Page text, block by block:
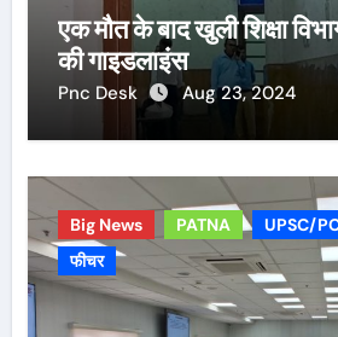
एक मौत के बाद खुली शिक्षा
की गाइडलाइंस
Pnc Desk Aug 23, 2024
Big News PATNA UPSC/
फीचर